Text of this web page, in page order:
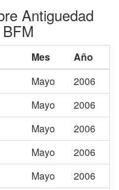
Antiguedad
Mes
Año
Mayo
2006
Mayo
2006
Mayo
2006
Mayo
2006
Mayo
2006